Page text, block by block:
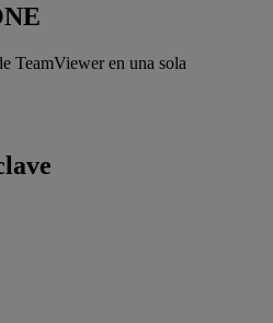
TeamViewer en una sola